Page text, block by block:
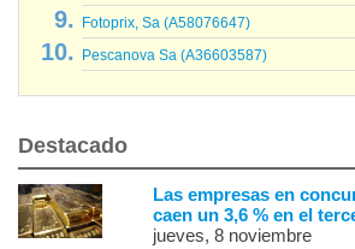
Fotoprix, Sa (A58076647)
Pescanova Sa (A36603587)
Destacado
Las empresas en
caen un 3,6 % en el
jueves, 8 noviembre